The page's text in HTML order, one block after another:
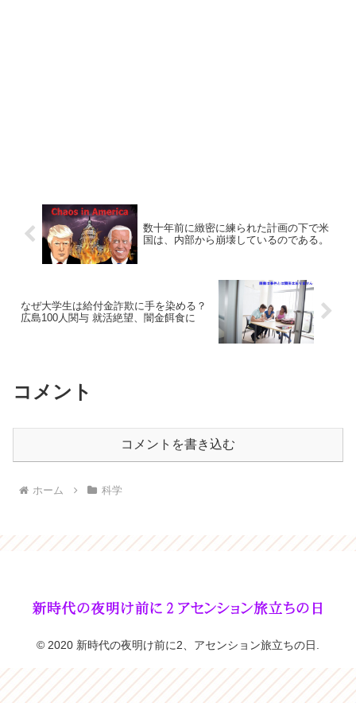
数十年前に緻密に練られた計画の下で米
国は、内部から崩壊しているのである。
なぜ大学生は給付金詐欺に手を染める？
広島100人関与 就活絶望、闇金餌食に
コメント
コメントを書き込む
ホーム 科学
© 2020 新時代の夜明け前に2、アセンション旅立ちの日.